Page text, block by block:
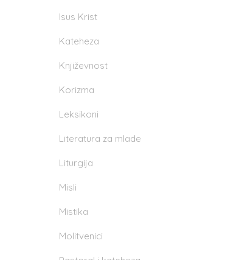
Isus Krist
Kateheza
Književnost
Korizma
Leksikoni
Literatura za mlade
Liturgija
Misli
Mistika
Molitvenici